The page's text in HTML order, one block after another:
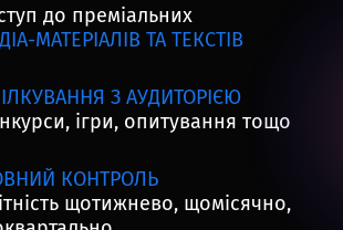
до преміальних
МАТЕРІАЛІВ ТА ТЕКСТІВ
З АУДИТОРІЄЮ
ігри, опитування тощо
КОНТРОЛЬ
щотижнево, щомісячно,